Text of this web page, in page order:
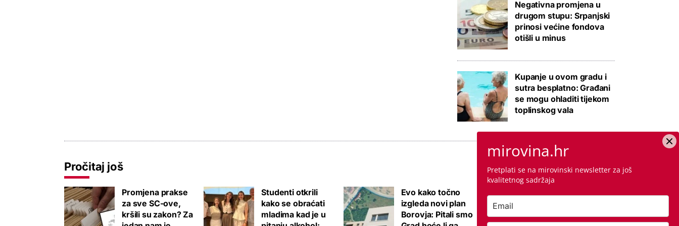
Negativna promjena u
drugom stupu: Srpanjski
prinosi većine fondova
otišli u minus
Kupanje u ovom gradu i
sutra besplatno: Građani
se mogu ohladiti tijekom
toplinskog vala
Pročitaj još
Promjena prakse
za sve SC-ove,
kršili su zakon? Za
Studenti otkrili
kako se obraćati
mladima kad je u
Evo kako točno
izgleda novi plan
Borovja: Pitali smo
znamo i jeste li
mirovina.hr
Pretplati se na mirovinski newsletter za još
kvalitetnog sadržaja